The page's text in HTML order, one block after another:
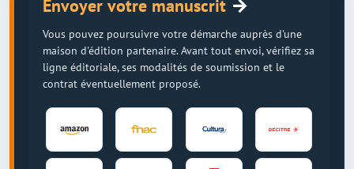
Envoyer votre manuscrit →
Vous pouvez poursuivre votre démarche auprès d'une
maison d'édition partenaire. Avant tout envoi, vérifiez sa
ligne éditoriale, ses modalités de soumission et le
contrat éventuellement proposé.